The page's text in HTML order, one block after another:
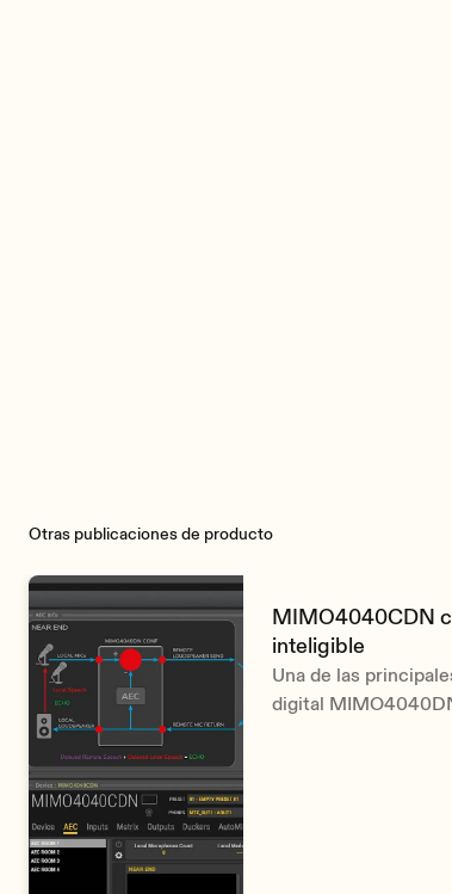
Otras publicaciones de producto
MIMO4040CDN
inteligible
Una de las
digital